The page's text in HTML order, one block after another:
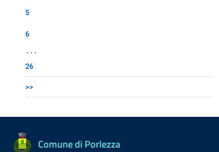
5
6
...
26
>>
Comune di Porlezza